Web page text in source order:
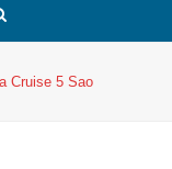
Cruise 5 Sao